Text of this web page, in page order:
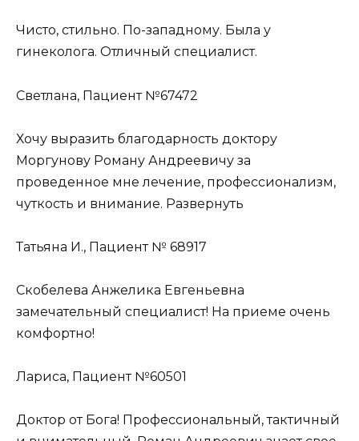
Чисто, стильно. По-западному. Была у
гинеколога. Отличный специалист.
Светлана, Пациент №67472
Хочу выразить благодарность доктору
Моргунову Роману Андреевичу за
проведенное мне лечение, профессионализм,
чуткость и внимание. Развернуть
Татьяна И., Пациент № 68917
Скобелева Анжелика Евгеньевна
замечательный специалист! На приеме очень
комфортно!
Лариса, Пациент №60501
Доктор от Бога! Профессиональный, тактичный